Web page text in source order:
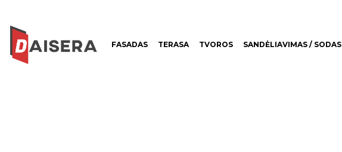
FASADAS TERASA TVOROS SANDĖLIAVIMAS / SODAS